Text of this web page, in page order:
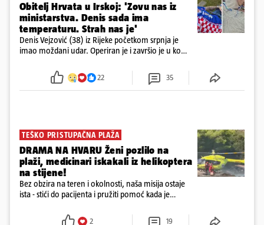
Obitelj Hrvata u Irskoj: 'Zovu nas iz
ministarstva. Denis sada ima
temperaturu. Strah nas je'
Denis Vejzović (38) iz Rijeke početkom srpnja je
imao moždani udar. Operiran je i završio je u komi.
tamošnji liječnici ne vjeruju u oporavak: 'Imamo
22 35
TEŠKO PRISTUPAČNA PLAŽA
DRAMA NA HVARU Ženi pozlilo na
plaži, medicinari iskakali iz helikoptera
na stijene!
Bez obzira na teren i okolnosti, naša misija ostaje
ista - stići do pacijenta i pružiti pomoć kada je
2 19